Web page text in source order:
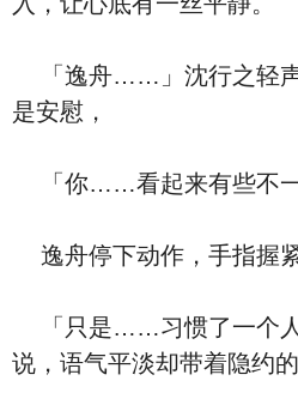
「逸舟……」沈行之轻声
是安慰，
「你……看起来有些不一
逸舟停下动作，手指握
「只是……习惯了一个人
说，语气平淡却带着隐约的